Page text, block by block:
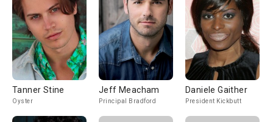
Tanner Stine
Oyster
Jeff Meacham
Principal Bradford
Daniele Gaither
President Kickbutt